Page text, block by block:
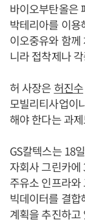
바이오부탄올은
박테리아를 이
이오중유와 함
니라 접착제나
허 사장은 허진수
모빌리티사업이
해야 한다는 과
GS칼텍스는 18
자회사 그린카에
주유소 인프라
빅데이터를 결
계획을 추진하고